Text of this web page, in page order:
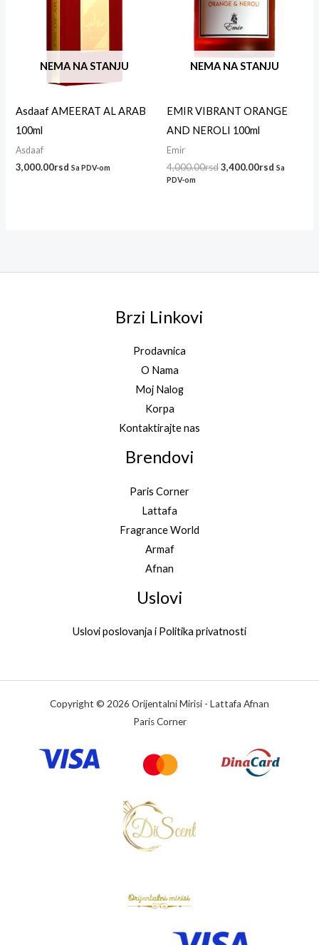
NEMA NA STANJU
Asdaaf AMEERAT AL ARAB
100ml
Asdaaf
3,000.00rsd Sa PDV-om
NEMA NA STANJU
EMIR VIBRANT ORANGE
AND NEROLI 100ml
Emir
4,000.00rsd3,400.00rsd Sa
PDV-om
Brzi Linkovi
Prodavnica
O Nama
Moj Nalog
Korpa
Kontaktirajte nas
Brendovi
Paris Corner
Lattafa
Fragrance World
Armaf
Afnan
Uslovi
Uslovi poslovanja i Politika privatnosti
Copyright © 2026 Orijentalni Mirisi - Lattafa Afnan
Paris Corner